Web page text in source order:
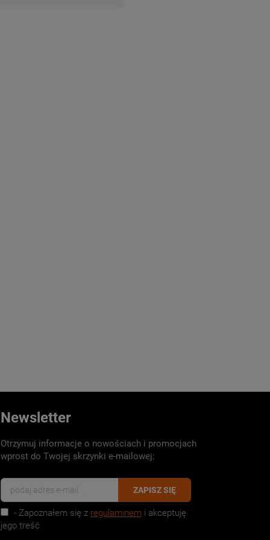
Newsletter
Otrzymuj informacje o nowościach i promocjach
wprost do Twojej skrzynki e-mailowej:
ZAPISZ SIĘ
- Zapoznałem się z regulaminem i akceptuję
jego treść